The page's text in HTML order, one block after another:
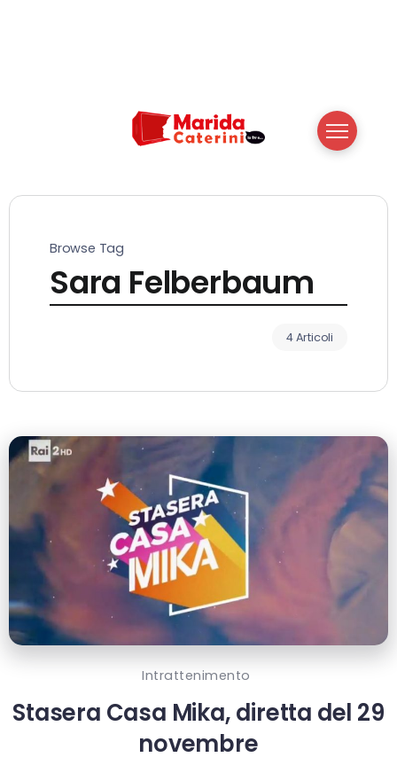
Browse Tag
Sara Felberbaum
4 Articoli
Intrattenimento
Stasera Casa Mika, diretta del 29
novembre